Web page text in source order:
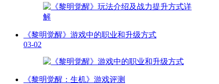
《黎明觉醒》游戏中的职业和升级方式
03-02
《黎明觉醒：生机》游戏评测